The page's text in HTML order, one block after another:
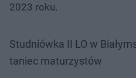
2023 roku.
Studniówka II LO w
taniec maturzystów